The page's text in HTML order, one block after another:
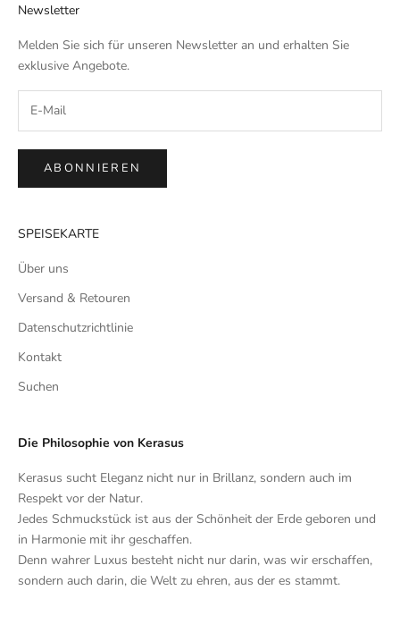
Newsletter
Melden Sie sich für unseren Newsletter an und erhalten Sie
exklusive Angebote.
ABONNIEREN
SPEISEKARTE
Über uns
Versand & Retouren
Datenschutzrichtlinie
Kontakt
Suchen
Die Philosophie von Kerasus
Kerasus sucht Eleganz nicht nur in Brillanz, sondern auch im
Respekt vor der Natur.
Jedes Schmuckstück ist aus der Schönheit der Erde geboren und
in Harmonie mit ihr geschaffen.
Denn wahrer Luxus besteht nicht nur darin, was wir erschaffen,
sondern auch darin, die Welt zu ehren, aus der es stammt.